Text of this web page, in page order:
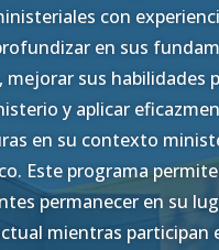
con
en sus
mejorar sus habilidades
y aplicar
en su contexto
Este programa
permanecer en su
mientras participan